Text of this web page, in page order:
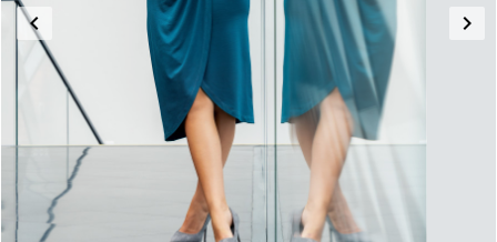
Poprzedni
keyboard_arrow_left keyboard_arrow_right